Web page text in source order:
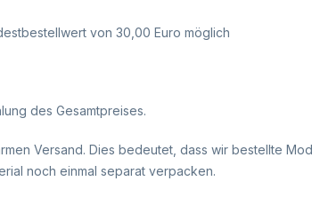
von 30,00 Euro möglich
des Gesamtpreises.
Versand. Dies bedeutet, dass wir bestellte
noch einmal separat verpacken.